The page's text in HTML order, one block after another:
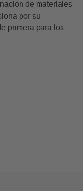
de materiales
por su
primera para los